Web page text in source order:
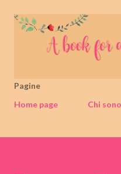
Passa ai
Pagine
Home page
Chi sono